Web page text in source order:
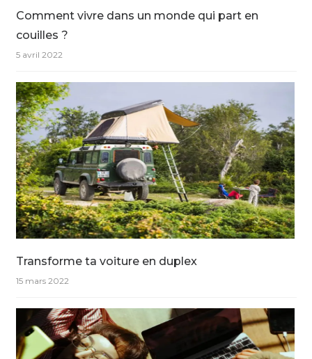
Comment vivre dans un monde qui part en
couilles ?
5 avril 2022
Transforme ta voiture en duplex
15 mars 2022